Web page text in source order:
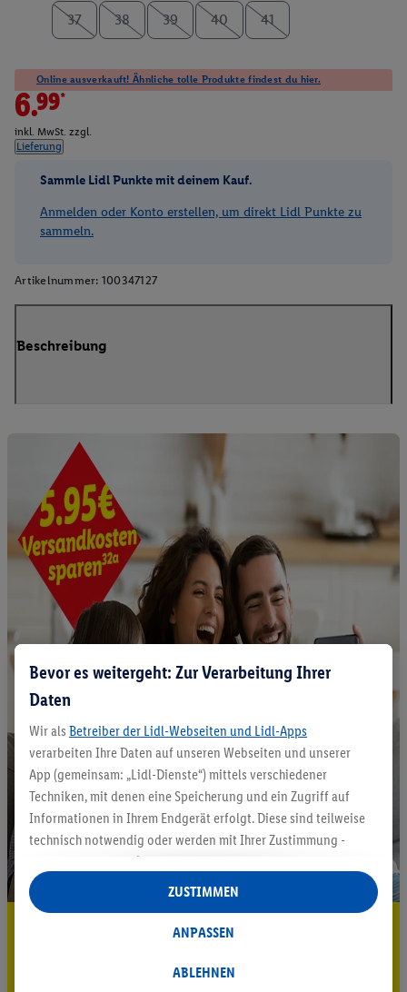
37 38 39 40 41
Online ausverkauft! Ähnliche tolle Produkte findest du hier.
6.99*
inkl. MwSt. zzgl.
Lieferung
Sammle Lidl Punkte mit deinem Kauf.
Anmelden oder Konto erstellen, um direkt Lidl Punkte zu
sammeln.
Artikelnummer: 100347127
Beschreibung
5.95 € Versand sparen³²ᵃ
Bevor es weitergeht: Zur Verarbeitung Ihrer
Daten
Wir als Betreiber der Lidl-Webseiten und Lidl-Apps
verarbeiten Ihre Daten auf unseren Webseiten und unserer
App (gemeinsam: „Lidl-Dienste“) mittels verschiedener
Techniken, mit denen eine Speicherung und ein Zugriff auf
Informationen in Ihrem Endgerät erfolgt. Diese sind teilweise
technisch notwendig oder werden mit Ihrer Zustimmung -
auch durch Partner (u.a.
Verantwortliche; im Zusammenhang mit dem IAB TCF
insgesamt
Statistik-Erstellung oder für personalisierte Werbung
Datenverarbeitungen für personalisierte Werbung werden
ABLEHNEN
ANPASSEN
ZUSTIMMEN